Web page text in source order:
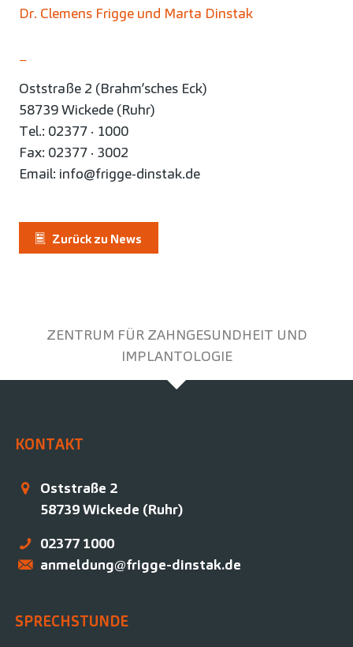
Dr. Clemens Frigge und Marta Dinstak
–
Oststraße 2 (Brahm’sches Eck)
58739 Wickede (Ruhr)
Tel.: 02377 · 1000
Fax: 02377 · 3002
Email: info@frigge-dinstak.de
Zurück zu News
ZENTRUM FÜR ZAHNGESUNDHEIT UND
IMPLANTOLOGIE
KONTAKT
Oststraße 2
58739Wickede (Ruhr)
02377 1000
anmeldung@frigge-dinstak.de
SPRECHSTUNDE